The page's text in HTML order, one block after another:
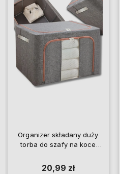
Organizer składany duży
torba do szafy na koce
20,99 zł